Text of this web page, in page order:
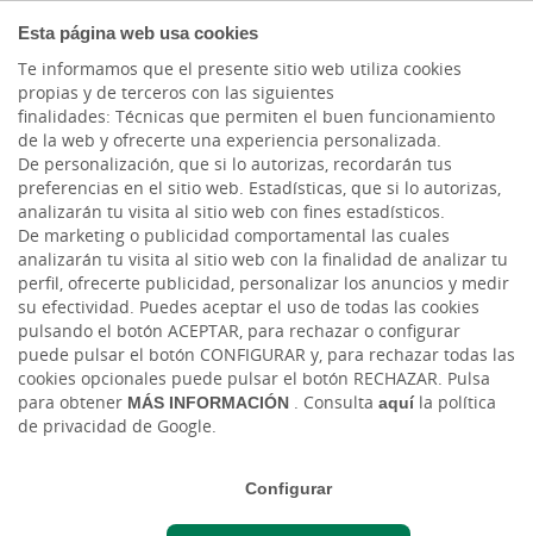
Esta página web usa cookies
Te informamos que el presente sitio web utiliza cookies
propias y de terceros con las siguientes
finalidades: Técnicas que permiten el buen funcionamiento
de la web y ofrecerte una experiencia personalizada.
De personalización, que si lo autorizas, recordarán tus
preferencias en el sitio web. Estadísticas, que si lo autorizas,
analizarán tu visita al sitio web con fines estadísticos.
De marketing o publicidad comportamental las cuales
analizarán tu visita al sitio web con la finalidad de analizar tu
perfil, ofrecerte publicidad, personalizar los anuncios y medir
su efectividad. Puedes aceptar el uso de todas las cookies
pulsando el botón ACEPTAR, para rechazar o configurar
puede pulsar el botón CONFIGURAR y, para rechazar todas las
cookies opcionales puede pulsar el botón RECHAZAR. Pulsa
para obtener MÁS INFORMACIÓN . Consulta aquíla política
de privacidad de Google.
Configurar
Cargando contenido, por favor espere...
CAJASIETE
Sala de Prensa